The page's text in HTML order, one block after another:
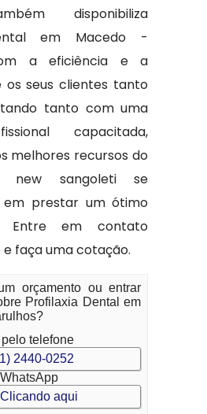
disponibiliza
em Macedo -
a eficiência e a
os seus clientes tanto
tanto com uma
capacitada,
melhores recursos do
new sangoleti se
prestar um ótimo
Entre em contato
faça uma cotação.
orçamento ou entrar
Profilaxia Dental em
telefone
2440-0252
aqui